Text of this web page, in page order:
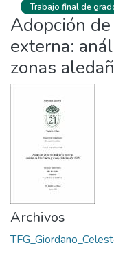
Trabajo final de
Adopción
externa:
zonas
Archivos